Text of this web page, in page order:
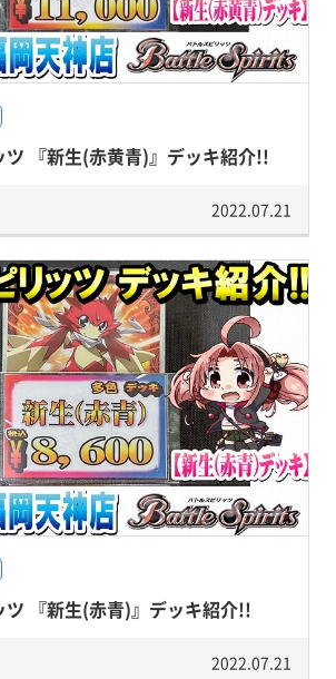
ツ 『新生(赤黄青)』デッキ紹介!!
2022.07.21
ツ 『新生(赤青)』デッキ紹介!!
2022.07.21